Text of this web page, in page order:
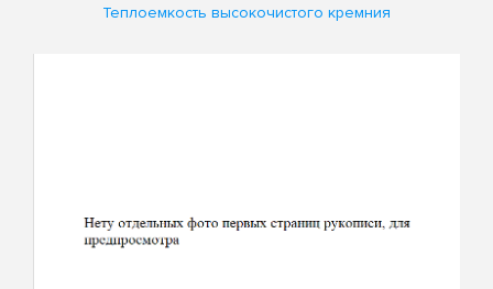
Теплоемкость высокочистого кремния